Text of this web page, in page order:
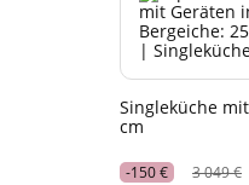
Singleküche
cm
-150 € 3 049 €